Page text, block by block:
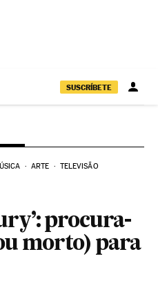
SUSCRÍBETE
ARTE TELEVISÃO
procura-
morto) para